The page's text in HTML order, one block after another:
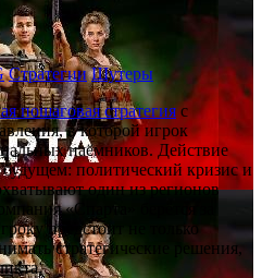
Стратегии Шутеры
пошаговая стратегияс
в которой игрок
наёмников. Действие
будущем: политический кризис и
один из регионов
«Спарта» берётся за
предстоит не только
стратегические решения,